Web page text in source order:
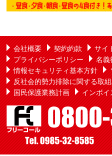
会社概要 契約約款 サイ
プライバシーポリシー
名義
情報セキュリティ基本方針
反社会的勢力排除に関する取
国民保護業務計画
インボイ